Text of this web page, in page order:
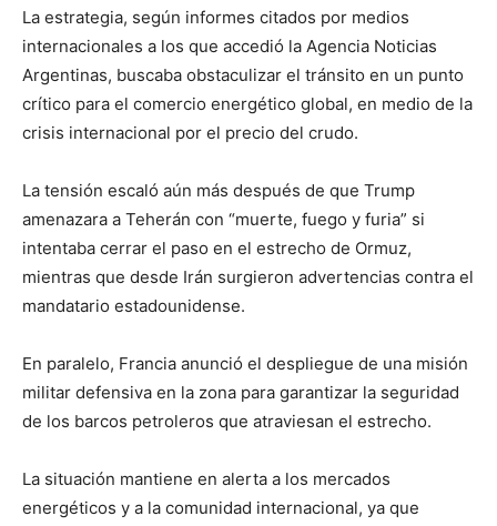
La estrategia, según informes citados por medios
internacionales a los que accedió la Agencia Noticias
Argentinas, buscaba obstaculizar el tránsito en un punto
crítico para el comercio energético global, en medio de la
crisis internacional por el precio del crudo.
La tensión escaló aún más después de que Trump
amenazara a Teherán con “muerte, fuego y furia” si
intentaba cerrar el paso en el estrecho de Ormuz,
mientras que desde Irán surgieron advertencias contra el
mandatario estadounidense.
En paralelo, Francia anunció el despliegue de una misión
militar defensiva en la zona para garantizar la seguridad
de los barcos petroleros que atraviesan el estrecho.
La situación mantiene en alerta a los mercados
energéticos y a la comunidad internacional, ya que